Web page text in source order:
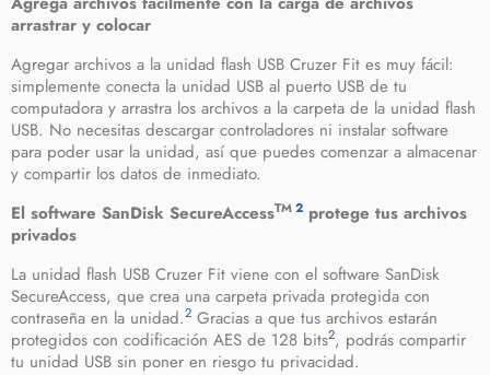
arrastrar y colocar
Agregar archivos a la unidad flash USB Cruzer Fit es muy fácil:
simplemente conecta la unidad USB al puerto USB de tu
computadora y arrastra los archivos a la carpeta de la unidad flash
USB. No necesitas descargar controladores ni instalar software
para poder usar la unidad, así que puedes comenzar a almacenar
y compartir los datos de inmediato.
El software SanDisk SecureAccessTM2 protege tus archivos
privados
La unidad flash USB Cruzer Fit viene con el software SanDisk
SecureAccess, que crea una carpeta privada protegida con
contraseña en la unidad.2 Gracias a que tus archivos estarán
protegidos con codificación AES de 128 bits2, podrás compartir
tu unidad USB sin poner en riesgo tu privacidad.